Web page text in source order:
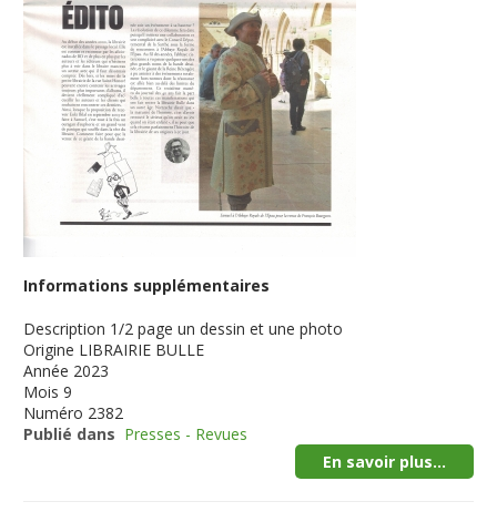
Informations supplémentaires
Description 1/2 page un dessin et une photo
Origine LIBRAIRIE BULLE
Année 2023
Mois 9
Numéro 2382
Publié dans Presses - Revues
En savoir plus...